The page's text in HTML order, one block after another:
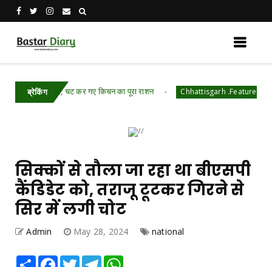
ब्रेकिंग
हाथी, चट कर गए किचन का पूरा राशन Chhattisgarh .Featured रायपुर
सिक्कों से तौला जा रहा था बीएसपी
कैंडिडेट को, तराजू टूटकर गिरने से
सिर में लगी चोट
Admin May 28, 2024 national
Share Facebook
TwitterTelegram